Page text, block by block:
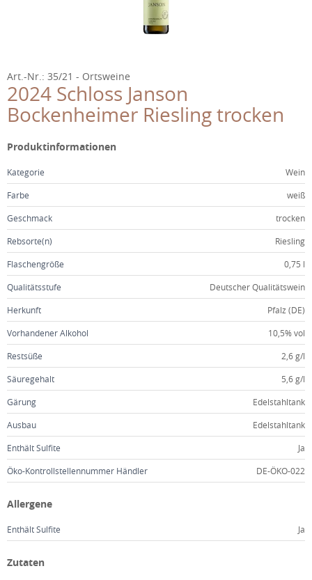
JANSON IN DER EMICHSBURG
TEAM
KONTAKT
Art.-Nr.: 35/21 Ortsweine
2024 Schloss Janson
Bockenheimer Riesling trocken
Produktinformationen
Kategorie Wein
Farbe weiß
Geschmack trocken
Rebsorte(n) Riesling
Flaschengröße 0,75 l
Qualitätsstufe Deutscher Qualitätswein
Herkunft Pfalz (DE)
Vorhandener Alkohol 10,5% vol
Restsüße 2,6 g/l
Säuregehalt 5,6 g/l
Gärung Edelstahltank
Ausbau Edelstahltank
Enthält Sulfite Ja
Öko-Kontrollstellennummer Händler DE-ÖKO-022
Allergene
Enthält Sulfite Ja
Zutaten